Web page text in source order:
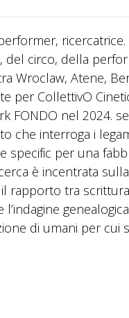
circo, della
Wroclaw, Atene,
per CollettivO
FONDO nel 2024.
che interroga i
per una
è incentrata
rapporto tra
di umani per